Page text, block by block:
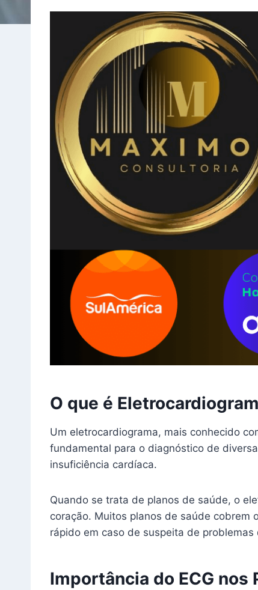
O que é
Um eletrocardiograma, mais conhecido
fundamental para o diagnóstico de
insuficiência cardíaca.
Quando se trata de planos de saúde, o
coração. Muitos planos de saúde cobrem
rápido em caso de suspeita de problemas
Importância do ECG nos